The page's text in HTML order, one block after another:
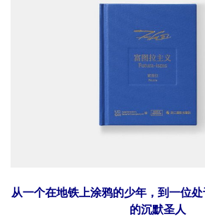
从一个在地铁上涂鸦的少年，到一位
的沉默圣人